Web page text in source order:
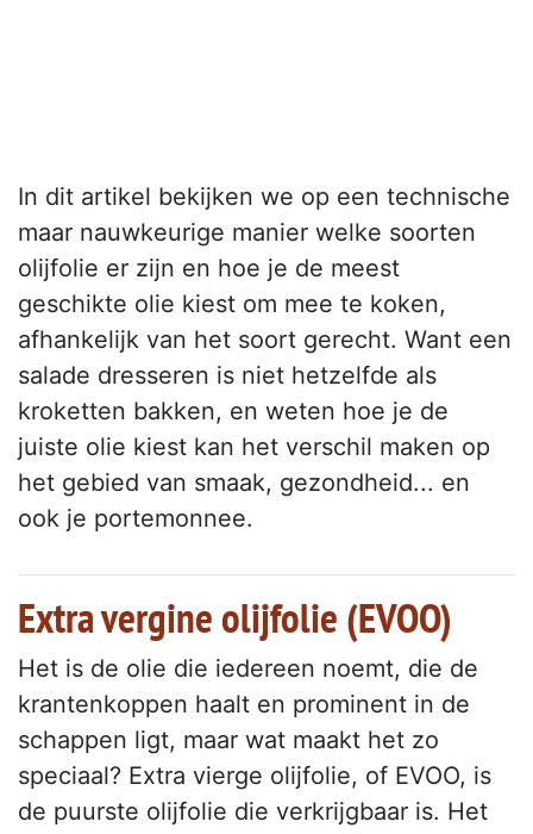
In dit artikel bekijken we op een technische
maar nauwkeurige manier welke soorten
olijfolie er zijn en hoe je de meest
geschikte olie kiest om mee te koken,
afhankelijk van het soort gerecht. Want een
salade dresseren is niet hetzelfde als
kroketten bakken, en weten hoe je de
juiste olie kiest kan het verschil maken op
het gebied van smaak, gezondheid... en
ook je portemonnee.
Extra vergine olijfolie (EVOO)
Het is de olie die iedereen noemt, die de
krantenkoppen haalt en prominent in de
schappen ligt, maar wat maakt het zo
speciaal? Extra vierge olijfolie, of EVOO, is
de puurste olijfolie die verkrijgbaar is. Het